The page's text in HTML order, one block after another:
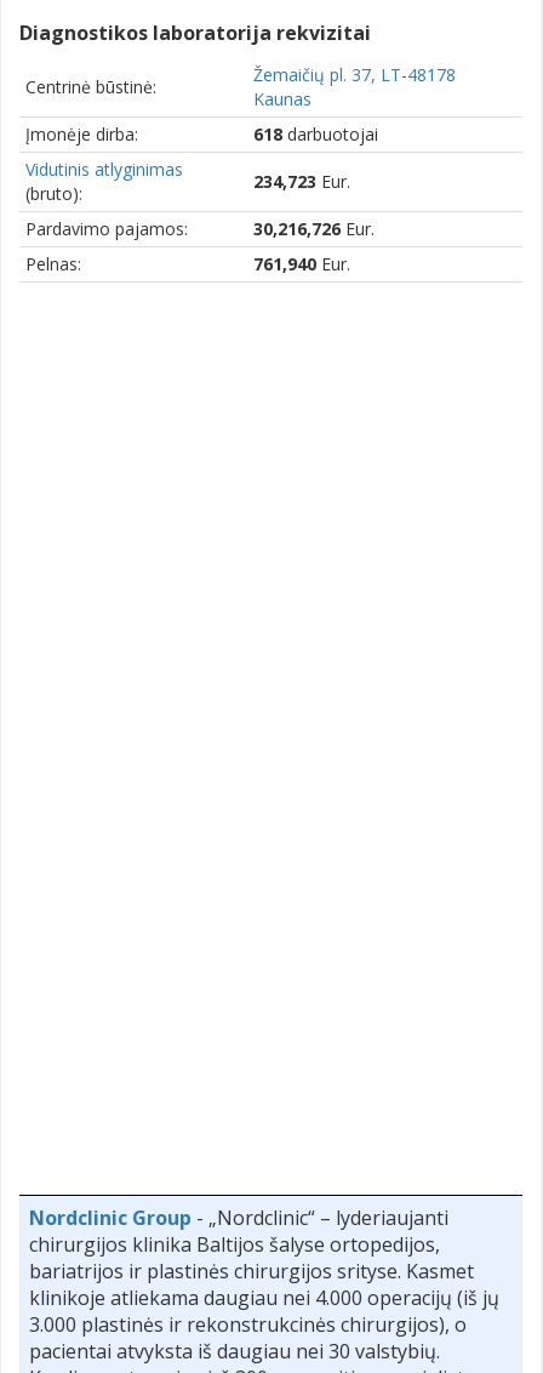
Diagnostikos laboratorija rekvizitai
Centrinė būstinė:
Žemaičių pl. 37, LT-48178
Kaunas
Įmonėje dirba:
618 darbuotojai
Vidutinis atlyginimas
(bruto):
234,723 Eur.
Pardavimo pajamos: 30,216,726 Eur.
Pelnas:
761,940 Eur.
Nordclinic Group - „Nordclinic“ – lyderiaujanti
chirurgijos klinika Baltijos šalyse ortopedijos,
bariatrijos ir plastinės chirurgijos srityse. Kasmet
klinikoje atliekama daugiau nei 4.000 operacijų (iš jų
3.000 plastinės ir rekonstrukcinės chirurgijos), o
pacientai atvyksta iš daugiau nei 30 valstybių.